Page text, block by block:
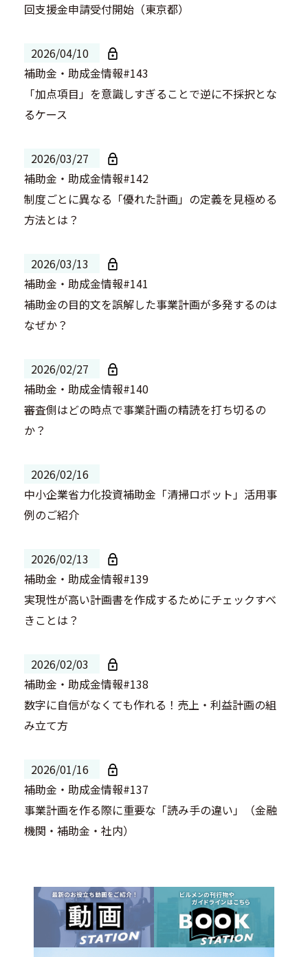
回支援金申請受付開始（東京都）
2026/04/10
補助金・助成金情報#143
「加点項目」を意識しすぎることで逆に不採択とな
るケース
2026/03/27
補助金・助成金情報#142
制度ごとに異なる「優れた計画」の定義を見極める
方法とは？
2026/03/13
補助金・助成金情報#141
補助金の目的文を誤解した事業計画が多発するのは
なぜか？
2026/02/27
補助金・助成金情報#140
審査側はどの時点で事業計画の精読を打ち切るの
か？
2026/02/16
中小企業省力化投資補助金「清掃ロボット」活用事
例のご紹介
2026/02/13
補助金・助成金情報#139
実現性が高い計画書を作成するためにチェックすべ
きことは？
2026/02/03
補助金・助成金情報#138
数字に自信がなくても作れる！売上・利益計画の組
み立て方
2026/01/16
補助金・助成金情報#137
事業計画を作る際に重要な「読み手の違い」（金融
機関・補助金・社内）